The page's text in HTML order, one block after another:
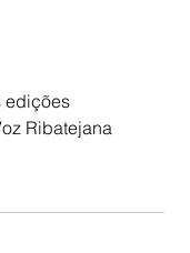
edições
Ribatejana